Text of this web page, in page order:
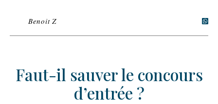
Benoit Z
Faut-il sauver le concours
d’entrée ?